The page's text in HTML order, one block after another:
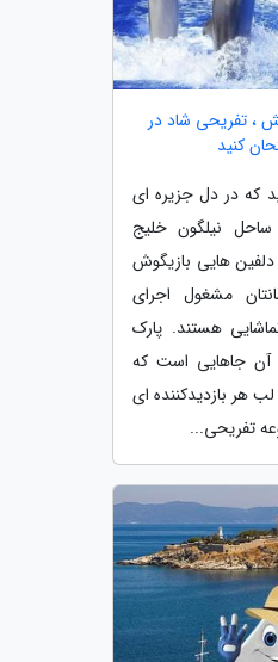
، تفریحی شاد در
کنید
که در دل جزیره ای
ساحل نیلگون خلیج
هایی بازیگوش
مشغول اجرای
هستند. پارک
جاهایی است که
هر بازدیدکننده ای
تفریحی...